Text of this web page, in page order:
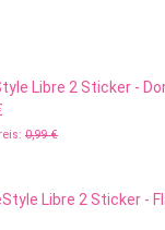
Libre 2 Sticker -
0,99 €